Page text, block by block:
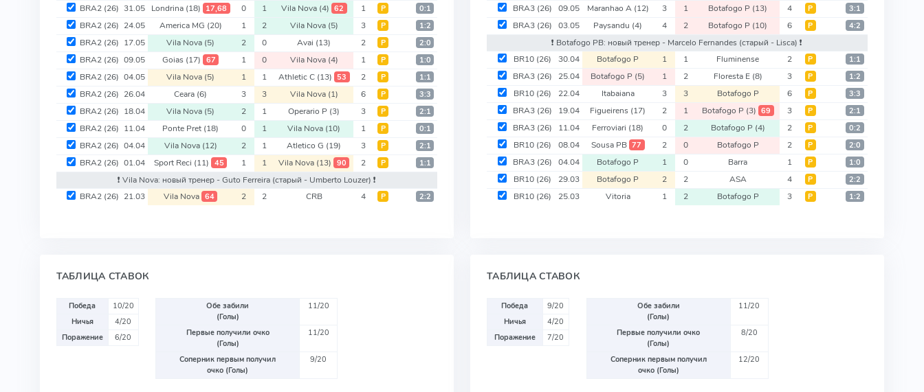
BRA2 (26) 31.05 Londrina (18) 17,68 0 1 Vila Nova (4) 62 1 Р 0:1
BRA2 (26) 24.05 America MG (20) 1 2 Vila Nova (5) 3 Р 1:2
BRA2 (26) 17.05 Vila Nova (5) 2 0 Avai (13) 2 Р 2:0
BRA2 (26) 09.05 Goias (17) 67 1 0 Vila Nova (4) 1 Р 1:0
BRA2 (26) 04.05 Vila Nova (5) 1 1 Athletic C (13) 53 2 Р 1:1
BRA2 (26) 26.04 Ceara (6) 3 3 Vila Nova (1) 6 Р 3:3
BRA2 (26) 18.04 Vila Nova (5) 2 1 Operario P (3) 3 Р 2:1
BRA2 (26) 11.04 Ponte Pret (18) 0 1 Vila Nova (10) 1 Р 0:1
BRA2 (26) 04.04 Vila Nova (12) 2 1 Atletico G (19) 3 Р 2:1
BRA2 (26) 01.04 Sport Reci (11) 45 1 1 Vila Nova (13) 90 2 Р 1:1
❗️ Vila Nova: новый тренер - Guto Ferreira (старый - Umberto Louzer) ❗️
BRA2 (26) 21.03 Vila Nova 64 2 2 CRB 4 Р 2:2
ТАБЛИЦА СТАВОК
Победа
10/20
Ничья
4/20
Поражение
6/20
Обе забили
(Голы)
11/20
Первые получили очко
(Голы)
11/20
Соперник первым получил
очко (Голы)
9/20
BRA3 (26) 09.05 Maranhao A (12) 3 1 Botafogo P (13) 4 Р 3:1
BRA3 (26) 03.05 Paysandu (4) 4 2 Botafogo P (10) 6 Р 4:2
❗️ Botafogo PB: новый тренер - Marcelo Fernandes (старый - Lisca) ❗️
BR10 (26) 30.04 Botafogo P 1 1 Fluminense 2 Р 1:1
BRA3 (26) 25.04 Botafogo P (5) 1 2 Floresta E (8) 3 Р 1:2
BR10 (26) 22.04 Itabaiana 3 3 Botafogo P 6 Р 3:3
BRA3 (26) 19.04 Figueirens (17) 2 1 Botafogo P (3) 69 3 Р 2:1
BRA3 (26) 11.04 Ferroviari (18) 0 2 Botafogo P (4) 2 Р 0:2
BR10 (26) 08.04 Sousa PB 77 2 0 Botafogo P 2 Р 2:0
BRA3 (26) 04.04 Botafogo P 1 0 Barra 1 Р 1:0
BR10 (26) 29.03 Botafogo P 2 2 ASA 4 Р 2:2
BR10 (26) 25.03 Vitoria 1 2 Botafogo P 3 Р 1:2
ТАБЛИЦА СТАВОК
Победа
9/20
Ничья
4/20
Поражение
7/20
Обе забили
(Голы)
11/20
Первые получили очко
(Голы)
8/20
Соперник первым получил
очко (Голы)
12/20